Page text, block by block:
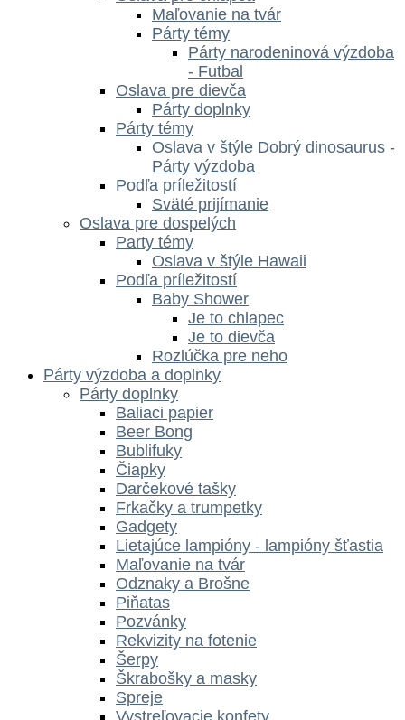
Maľovanie na tvár
Párty témy
Párty narodeninová výzdoba
- Futbal
Oslava pre dievča
Párty doplnky
Párty témy
Oslava v štýle Dobrý dinosaurus -
Párty výzdoba
Podľa príležitostí
Sväté prijímanie
Oslava pre dospelých
Party témy
Oslava v štýle Hawaii
Podľa príležitostí
Baby Shower
Je to chlapec
Je to dievča
Rozlúčka pre neho
Párty výzdoba a doplnky
Párty doplnky
Baliaci papier
Beer Bong
Bublifuky
Čiapky
Darčekové tašky
Frkačky a trumpetky
Gadgety
Lietajúce lampióny - lampióny šťastia
Maľovanie na tvár
Odznaky a Brošne
Piňatas
Pozvánky
Rekvizity na fotenie
Šerpy
Škrabošky a masky
Spreje
Vystreľovacie konfety